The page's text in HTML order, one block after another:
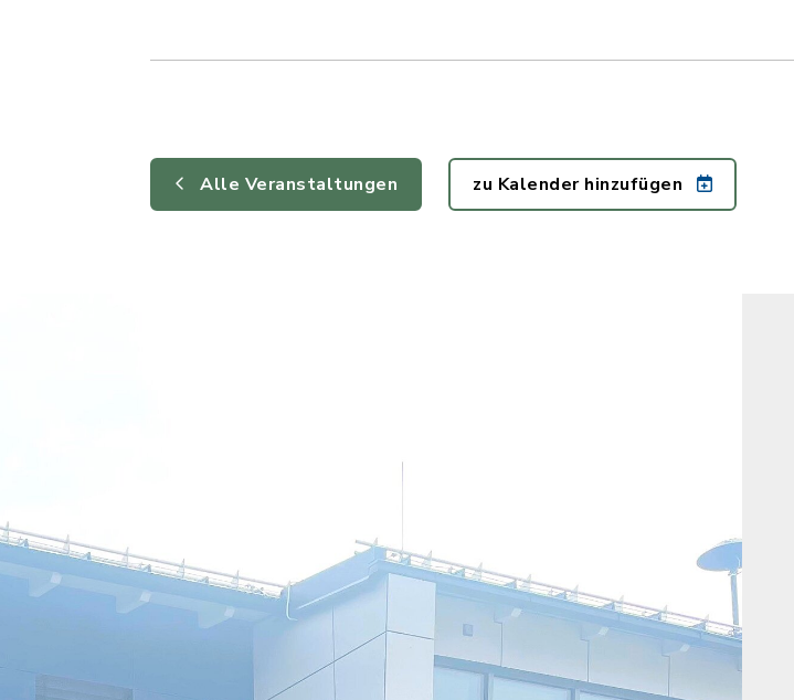
Alle Veranstaltungen zu Kalender hinzufügen